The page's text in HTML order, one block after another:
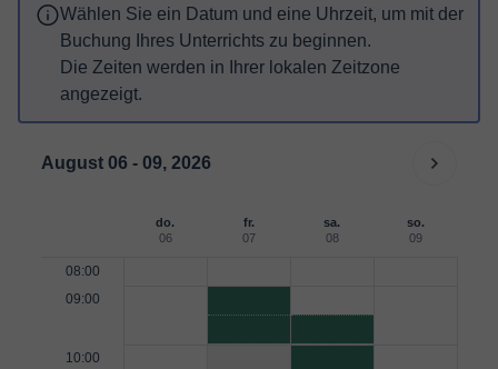
Wählen Sie ein Datum und eine Uhrzeit, um mit der
Buchung Ihres Unterrichts zu beginnen.
Die Zeiten werden in Ihrer lokalen Zeitzone
angezeigt.
August 06 - 09, 2026
do.
06
fr.
07
sa.
08
so.
09
08:00
09:00
10:00